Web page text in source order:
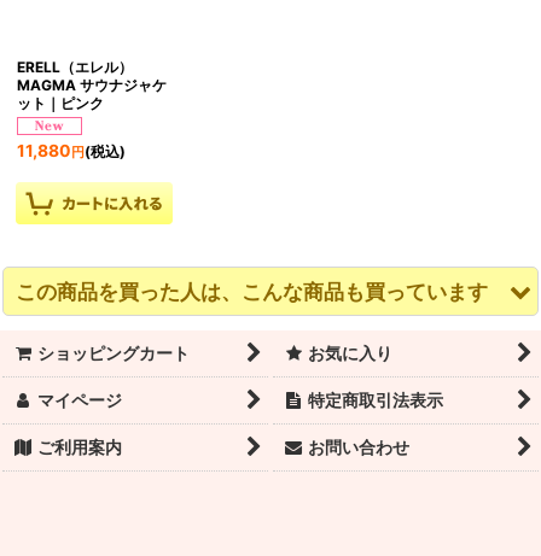
ERELL（エレル）
MAGMA サウナジャケ
ット｜ピンク
11,880 円 (税込)
この商品を買った人は、こんな商品も買っています
ショッピングカート お気に入り
マイページ 特定商取引法表示
ご利用案内 お問い合わせ